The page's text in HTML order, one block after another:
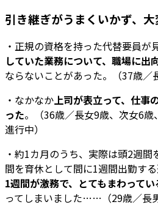
引き継ぎがうまくいかず、
・正規の資格を持った代替要員が
していた業務について、職場に出
ならないことがあった。（37歳／
・なかなか 上司が表立って、仕事
った。（36歳／長女9歳、次女6
進行中）
・約1カ月のうち、実際は頭2週
間を育休として間に1週間出勤する
1週間が激務で、とてもまわって
ってしまいました……（29歳／長